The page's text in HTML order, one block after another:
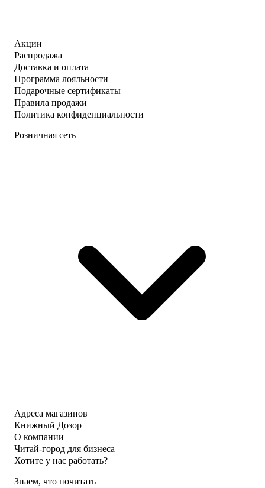
Акции
Распродажа
Доставка и оплата
Программа лояльности
Подарочные сертификаты
Правила продажи
Политика конфиденциальности
Розничная сеть
Адреса магазинов
Книжный Дозор
О компании
Читай-город для бизнеса
Хотите у нас работать?
Знаем, что почитать